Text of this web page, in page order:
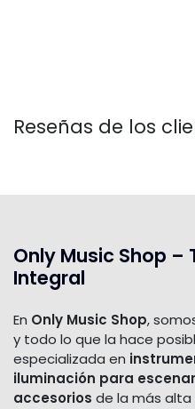
Reseñas de los
Only Music Shop –
Integral
En Only Music Shop,
y todo lo que la hace
especializada en
iluminación para
accesorios de la más alta